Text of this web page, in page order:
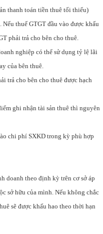
thanh toán tiền thuê tối thiểu)
thuế GTGT đầu vào được khấu
phải trả cho bên cho thuê.
nghiệp có thể sử dụng tỷ lệ lãi
của bên thuê.
trả cho bên cho thuê được hạch
ghi nhận tài sản thuê thì nguyên
chi phí SXKD trong kỳ phù hợp
doanh theo định kỳ trên cơ sở áp
sở hữu của mình. Nếu không chắc
sẽ được khấu hao theo thời hạn